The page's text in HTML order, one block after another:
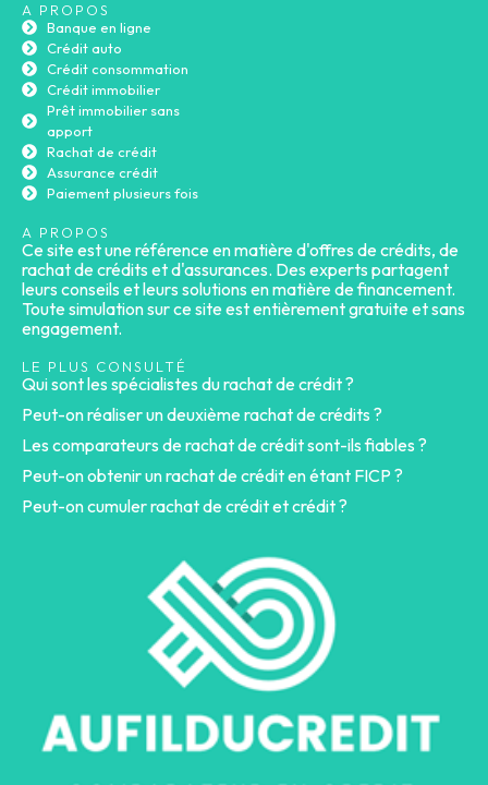
A PROPOS
Banque en ligne
Crédit auto
Crédit consommation
Crédit immobilier
Prêt immobilier sans
apport
Rachat de crédit
Assurance crédit
Paiement plusieurs fois
A PROPOS
Ce site est une référence en matière d'offres de crédits, de
rachat de crédits et d'assurances. Des experts partagent
leurs conseils et leurs solutions en matière de financement.
Toute simulation sur ce site est entièrement gratuite et sans
engagement.
LE PLUS CONSULTÉ
Qui sont les spécialistes du rachat de crédit ?
Peut-on réaliser un deuxième rachat de crédits ?
Les comparateurs de rachat de crédit sont-ils fiables ?
Peut-on obtenir un rachat de crédit en étant FICP ?
Peut-on cumuler rachat de crédit et crédit ?